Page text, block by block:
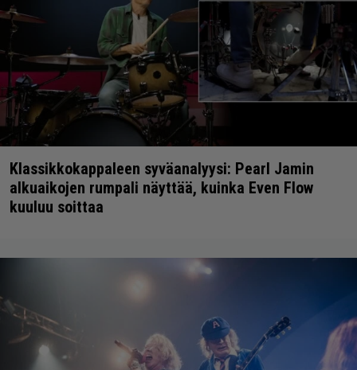
Klassikkokappaleen syväanalyysi: Pearl Jamin
alkuaikojen rumpali näyttää, kuinka Even Flow
kuuluu soittaa